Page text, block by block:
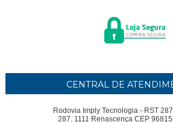
CENTRAL DE
Rodovia Imply Tecnologia - RST
287, 1111 Renascença CEP